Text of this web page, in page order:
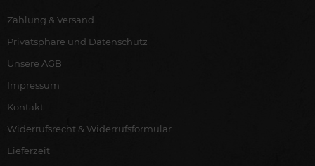
Zahlung & Versand
Privatsphäre und Datenschutz
Unsere AGB
Impressum
Kontakt
Widerrufsrecht & Widerrufsformular
Lieferzeit